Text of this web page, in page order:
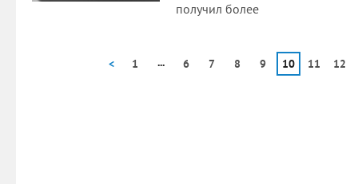
получил более
< 1 ... 6 7 8 9 10 11 12